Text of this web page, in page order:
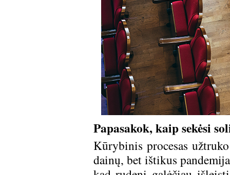
Papasakok, kaip sekėsi
Kūrybinis procesas
dainų, bet ištikus